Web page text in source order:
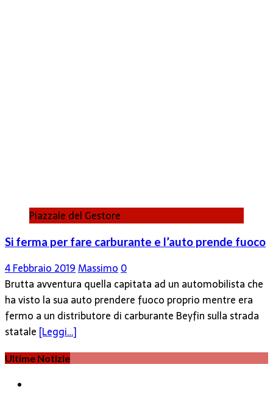
Piazzale del Gestore
Si ferma per fare carburante e l’auto prende fuoco
4 Febbraio 2019Massimo 0
Brutta avventura quella capitata ad un automobilista che
ha visto la sua auto prendere fuoco proprio mentre era
fermo a un distributore di carburante Beyfin sulla strada
statale [Leggi…]
Ultime Notizie